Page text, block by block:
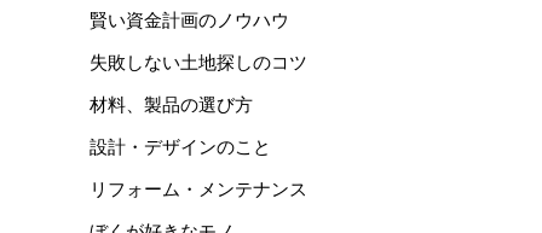
賢い資金計画のノウハウ
失敗しない土地探しのコツ
材料、製品の選び方
設計・デザインのこと
リフォーム・メンテナンス